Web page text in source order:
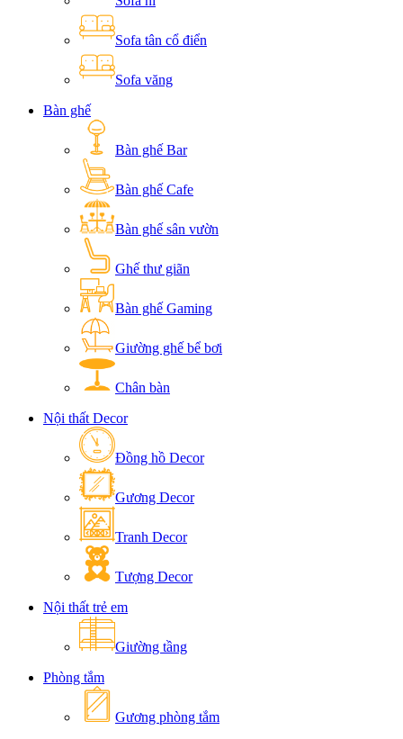
Sofa tân cổ điển
Sofa văng
Bàn ghế
Bàn ghế Bar
Bàn ghế Cafe
Bàn ghế sân vườn
Ghế thư giãn
Bàn ghế Gaming
Giường ghế bể bơi
Chân bàn
Nội thất Decor
Đồng hồ Decor
Gương Decor
Tranh Decor
Tượng Decor
Nội thất trẻ em
Giường tầng
Phòng tắm
Gương phòng tắm